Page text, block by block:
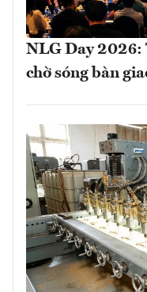
NLG Day 2026:
chờ sóng bàn